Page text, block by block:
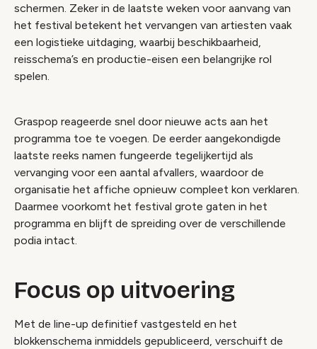
schermen. Zeker in de laatste weken voor aanvang van
het festival betekent het vervangen van artiesten vaak
een logistieke uitdaging, waarbij beschikbaarheid,
reisschema’s en productie-eisen een belangrijke rol
spelen.
Graspop reageerde snel door nieuwe acts aan het
programma toe te voegen. De eerder aangekondigde
laatste reeks namen fungeerde tegelijkertijd als
vervanging voor een aantal afvallers, waardoor de
organisatie het affiche opnieuw compleet kon verklaren.
Daarmee voorkomt het festival grote gaten in het
programma en blijft de spreiding over de verschillende
podia intact.
Focus op uitvoering
Met de line-up definitief vastgesteld en het
blokkenschema inmiddels gepubliceerd, verschuift de